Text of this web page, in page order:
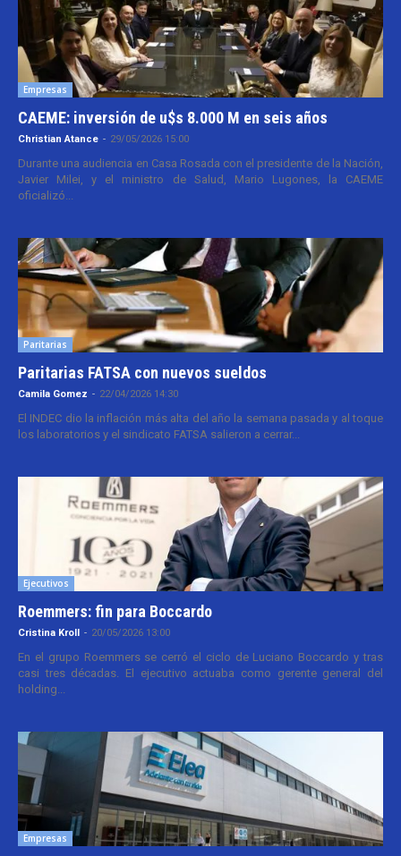
Empresas
CAEME: inversión de u$s 8.000 M en seis años
Christian Atance - 29/05/2026 15:00
Durante una audiencia en Casa Rosada con el presidente de la Nación,
Javier Milei, y el ministro de Salud, Mario Lugones, la CAEME
oficializó...
Paritarias
Paritarias FATSA con nuevos sueldos
Camila Gomez - 22/04/2026 14:30
El INDEC dio la inflación más alta del año la semana pasada y al toque
los laboratorios y el sindicato FATSA salieron a cerrar...
Ejecutivos
Roemmers: fin para Boccardo
Cristina Kroll - 20/05/2026 13:00
En el grupo Roemmers se cerró el ciclo de Luciano Boccardo y tras
casi tres décadas. El ejecutivo actuaba como gerente general del
holding...
Empresas